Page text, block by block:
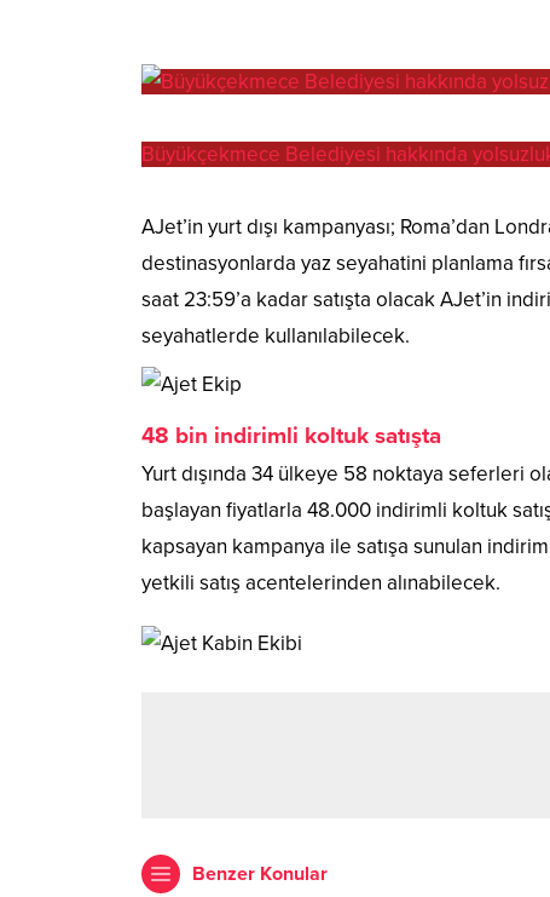
Büyükçekmece Belediyesi hakkında
AJet’in yurt dışı kampanyası; Roma’dan
destinasyonlarda yaz seyahatini planlama
saat 23:59’a kadar satışta olacak AJet’in
seyahatlerde kullanılabilecek.
48 bin indirimli koltuk satışta
Yurt dışında 34 ülkeye 58 noktaya seferleri
başlayan fiyatlarla 48.000 indirimli koltuk
kapsayan kampanya ile satışa sunulan
yetkili satış acentelerinden alınabilecek.
Benzer Konular